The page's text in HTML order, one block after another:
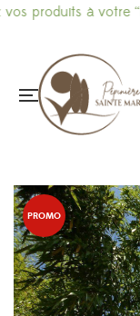
à votre “liste de
PROMO